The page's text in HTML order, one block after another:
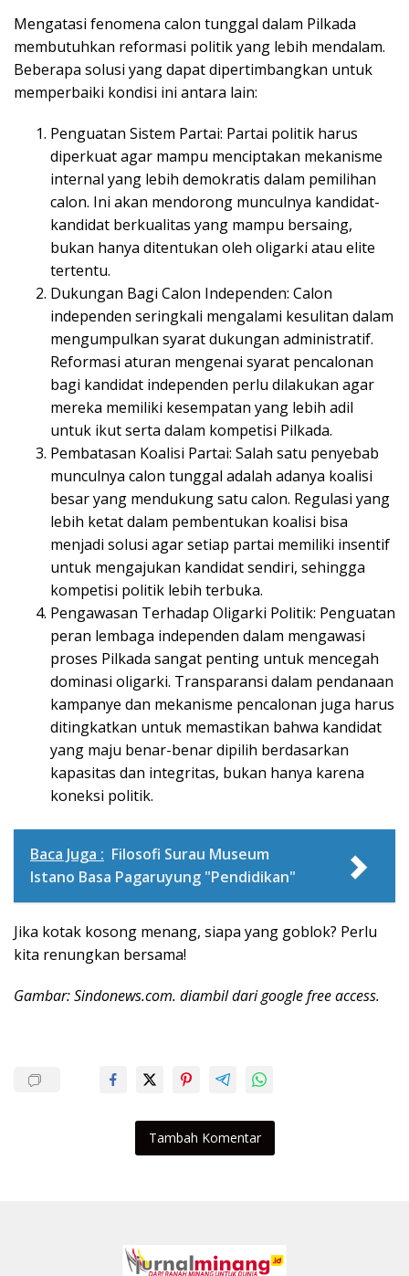
Mengatasi fenomena calon tunggal dalam Pilkada
membutuhkan reformasi politik yang lebih mendalam.
Beberapa solusi yang dapat dipertimbangkan untuk
memperbaiki kondisi ini antara lain:
Penguatan Sistem Partai: Partai politik harus
diperkuat agar mampu menciptakan mekanisme
internal yang lebih demokratis dalam pemilihan
calon. Ini akan mendorong munculnya kandidat-
kandidat berkualitas yang mampu bersaing,
bukan hanya ditentukan oleh oligarki atau elite
tertentu.
Dukungan Bagi Calon Independen: Calon
independen seringkali mengalami kesulitan dalam
mengumpulkan syarat dukungan administratif.
Reformasi aturan mengenai syarat pencalonan
bagi kandidat independen perlu dilakukan agar
mereka memiliki kesempatan yang lebih adil
untuk ikut serta dalam kompetisi Pilkada.
Pembatasan Koalisi Partai: Salah satu penyebab
munculnya calon tunggal adalah adanya koalisi
besar yang mendukung satu calon. Regulasi yang
lebih ketat dalam pembentukan koalisi bisa
menjadi solusi agar setiap partai memiliki insentif
untuk mengajukan kandidat sendiri, sehingga
kompetisi politik lebih terbuka.
Pengawasan Terhadap Oligarki Politik: Penguatan
peran lembaga independen dalam mengawasi
proses Pilkada sangat penting untuk mencegah
dominasi oligarki. Transparansi dalam pendanaan
kampanye dan mekanisme pencalonan juga harus
ditingkatkan untuk memastikan bahwa kandidat
yang maju benar-benar dipilih berdasarkan
kapasitas dan integritas, bukan hanya karena
koneksi politik.
Baca Juga : Filosofi Surau Museum
Istano Basa Pagaruyung "Pendidikan"
Jika kotak kosong menang, siapa yang goblok? Perlu
kita renungkan bersama!
Gambar: Sindonews.com. diambil dari google free access.
Tambah Komentar